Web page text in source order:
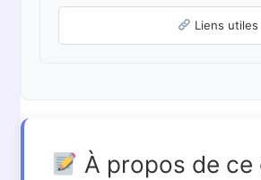
Liens utiles
À propos de ce